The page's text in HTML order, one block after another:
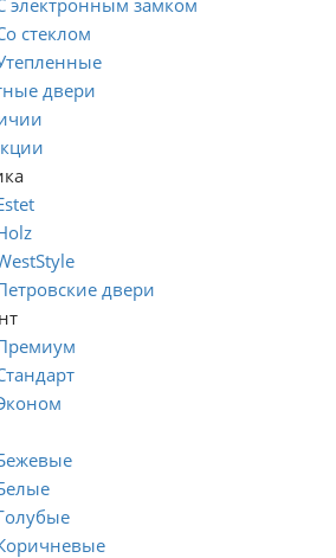
стеклом
двери
двери